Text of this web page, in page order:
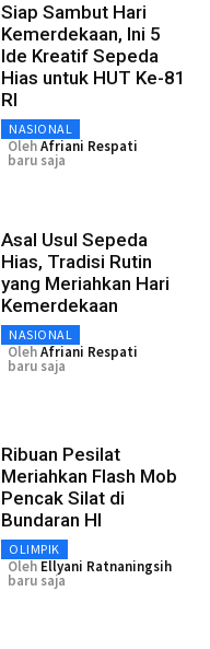
Siap Sambut Hari
Kemerdekaan, Ini 5
Ide Kreatif Sepeda
Hias untuk HUT Ke-81
RI
NASIONAL
OlehAfriani Respati
baru saja
Asal Usul Sepeda
Hias, Tradisi Rutin
yang Meriahkan Hari
Kemerdekaan
NASIONAL
OlehAfriani Respati
baru saja
Ribuan Pesilat
Meriahkan Flash Mob
Pencak Silat di
Bundaran HI
OLIMPIK
Oleh Ellyani Ratnaningsih
baru saja